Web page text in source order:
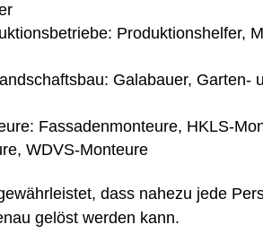
Produktionshelfer,
Galabauer, Garten-
Fassadenmonteure, HKLS-
WDVS-Monteure
dass nahezu jede
gelöst werden kann.